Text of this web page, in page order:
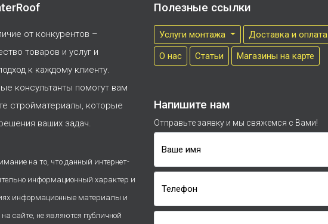
от конкурентов –
товаров и услуг и
к каждому клиенту.
консультанты помогут вам
стройматериалы, которые
ваших задач.
на то, что данный интернет-
информационный характер и
информационные материалы и
сайте, не являются публичной
Полезные ссылки
Услуги монтажа
Доставка и оплата
О нас
Cтатьи Магазины на карте
Напишите нам
Отправьте заявку и мы свяжемся с Вами!
Ваше имя
Телефон